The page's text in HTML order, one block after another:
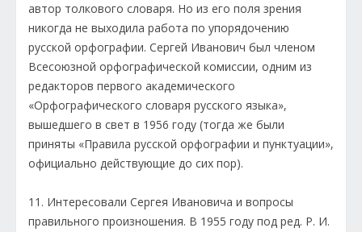
автор толкового словаря. Но из его поля зрения
никогда не выходила работа по упорядочению
русской орфографии. Сергей Иванович был членом
Всесоюзной орфографической комиссии, одним из
редакторов первого академического
«Орфографического словаря русского языка»,
вышедшего в свет в 1956 году (тогда же были
приняты «Правила русской орфографии и пунктуации»,
официально действующие до сих пор).
11. Интересовали Сергея Ивановича и вопросы
правильного произношения. В 1955 году под ред. Р. И.